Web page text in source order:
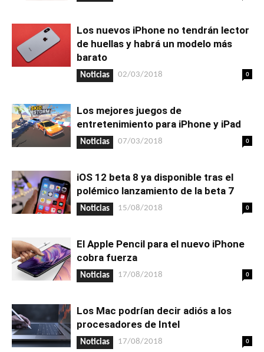
Los nuevos iPhone no tendrán lector
de huellas y habrá un modelo más
barato
Noticias 02/03/2018 0
Los mejores juegos de
entretenimiento para iPhone y iPad
Noticias 07/03/2018 0
iOS 12 beta 8 ya disponible tras el
polémico lanzamiento de la beta 7
Noticias 15/08/2018 0
El Apple Pencil para el nuevo iPhone
cobra fuerza
Noticias 17/08/2018 0
Los Mac podrían decir adiós a los
procesadores de Intel
Noticias 17/08/2018 0